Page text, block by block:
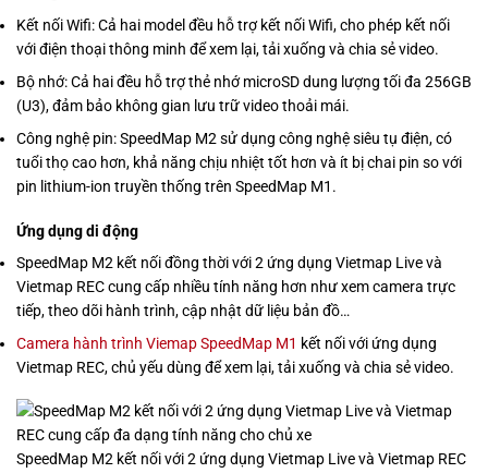
Kết nối Wifi: Cả hai model đều hỗ trợ kết nối Wifi, cho phép kết nối
với điện thoại thông minh để xem lại, tải xuống và chia sẻ video.
Bộ nhớ: Cả hai đều hỗ trợ thẻ nhớ microSD dung lượng tối đa 256GB
(U3), đảm bảo không gian lưu trữ video thoải mái.
Công nghệ pin: SpeedMap M2 sử dụng công nghệ siêu tụ điện, có
tuổi thọ cao hơn, khả năng chịu nhiệt tốt hơn và ít bị chai pin so với
pin lithium-ion truyền thống trên SpeedMap M1.
Ứng dụng di động
SpeedMap M2 kết nối đồng thời với 2 ứng dụng Vietmap Live và
Vietmap REC cung cấp nhiều tính năng hơn như xem camera trực
tiếp, theo dõi hành trình, cập nhật dữ liệu bản đồ…
Camera hành trình Viemap SpeedMap M1 kết nối với ứng dụng
Vietmap REC, chủ yếu dùng để xem lại, tải xuống và chia sẻ video.
SpeedMap M2 kết nối với 2 ứng dụng Vietmap Live và Vietmap REC